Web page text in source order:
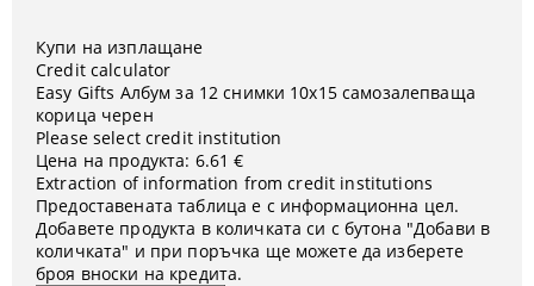
Купи на изплащане
Credit calculator
Easy Gifts Албум за 12 снимки 10x15 самозалепваща
корица черен
Please select credit institution
Цена на продукта: 6.61 €
Extraction of information from credit institutions
Предоставената таблица е с информационна цел.
Добавете продукта в количката си с бутона "Добави в
количката" и при поръчка ще можете да изберете
броя вноски на кредита.